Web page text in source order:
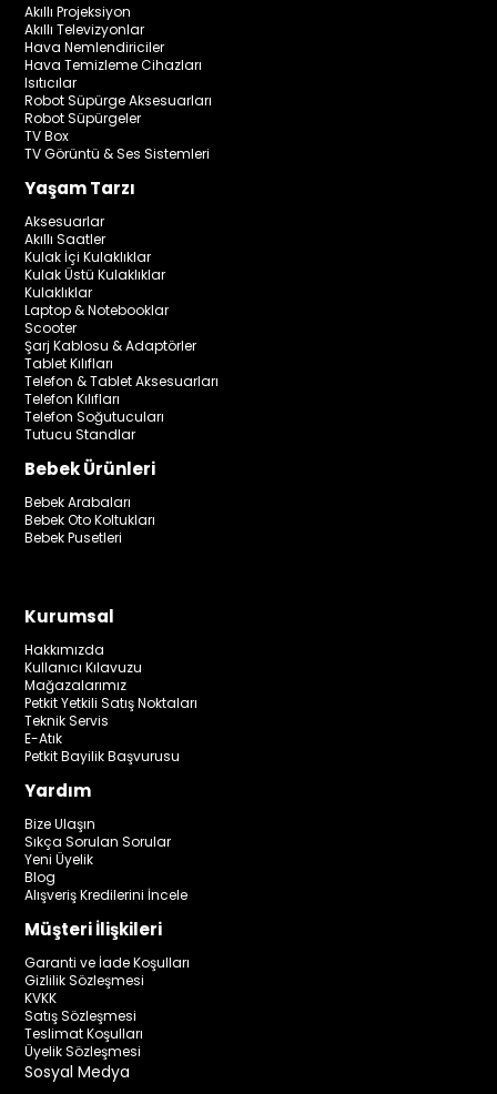
Akıllı Projeksiyon
Akıllı Televizyonlar
Hava Nemlendiriciler
Hava Temizleme Cihazları
Isıtıcılar
Robot Süpürge Aksesuarları
Robot Süpürgeler
TV Box
TV Görüntü & Ses Sistemleri
Yaşam Tarzı
Aksesuarlar
Akıllı Saatler
Kulak İçi Kulaklıklar
Kulak Üstü Kulaklıklar
Kulaklıklar
Laptop & Notebooklar
Scooter
Şarj Kablosu & Adaptörler
Tablet Kılıfları
Telefon & Tablet Aksesuarları
Telefon Kılıfları
Telefon Soğutucuları
Tutucu Standlar
Bebek Ürünleri
Bebek Arabaları
Bebek Oto Koltukları
Bebek Pusetleri
Kurumsal
Hakkımızda
Kullanıcı Kılavuzu
Mağazalarımız
Petkit Yetkili Satış Noktaları
Teknik Servis
E-Atık
Petkit Bayilik Başvurusu
Yardım
Bize Ulaşın
Sıkça Sorulan Sorular
Yeni Üyelik
Blog
Alışveriş Kredilerini İncele
Müşteri İlişkileri
Garanti ve İade Koşulları
Gizlilik Sözleşmesi
KVKK
Satış Sözleşmesi
Teslimat Koşulları
Üyelik Sözleşmesi
Sosyal Medya